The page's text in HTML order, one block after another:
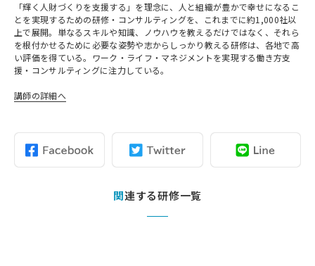
「輝く人財づくりを支援する」を理念に、人と組織が豊かで幸せになるこ
とを実現するための研修・コンサルティングを、これまでに約1,000社以
上で展開。単なるスキルや知識、ノウハウを教えるだけではなく、それら
を根付かせるために必要な姿勢や志からしっかり教える研修は、各地で高
い評価を得ている。ワーク・ライフ・マネジメントを実現する働き方支
援・コンサルティングに注力している。
講師の詳細へ
関連する研修一覧